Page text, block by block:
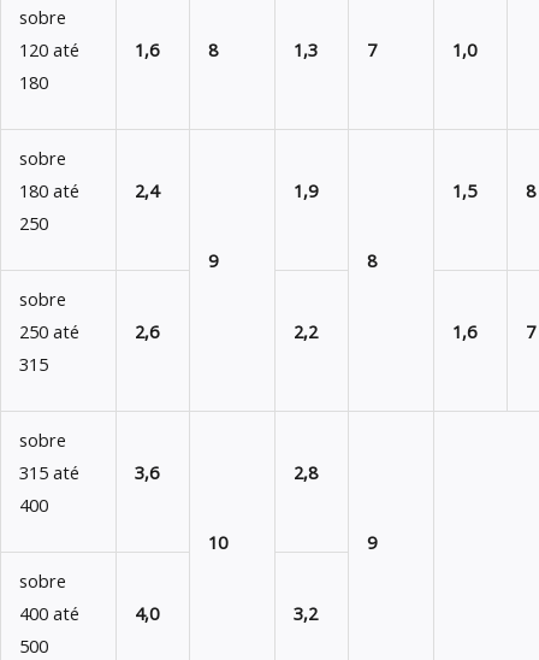
sobre
120 até
180
1,6 8 1,3 7 1,0
sobre
180 até
250
2,4
9
1,9
8
1,5 8
sobre
250 até
315
2,6 2,2 1,6 7
sobre
315 até
400
3,6
10
2,8
9
sobre
400 até
500
4,0 3,2